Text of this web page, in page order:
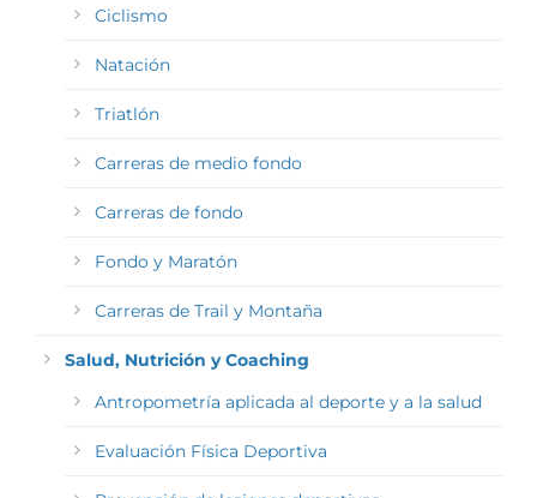
Ciclismo
Natación
Triatlón
Carreras de medio fondo
Carreras de fondo
Fondo y Maratón
Carreras de Trail y Montaña
Salud, Nutrición y Coaching
Antropometría aplicada al deporte y a la salud
Evaluación Física Deportiva